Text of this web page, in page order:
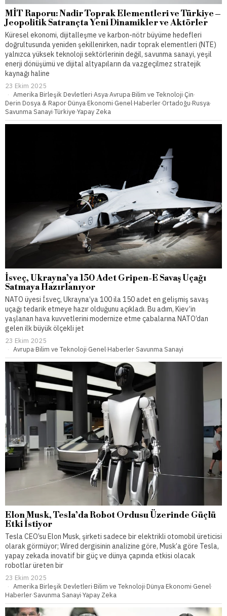
MİT Raporu: Nadir Toprak Elementleri ve Türkiye –
Jeopolitik Satrançta Yeni Dinamikler ve Aktörler
Küresel ekonomi, dijitalleşme ve karbon-nötr büyüme hedefleri
doğrultusunda yeniden şekillenirken, nadir toprak elementleri (NTE)
yalnızca yüksek teknoloji sektörlerinin değil, savunma sanayi, yeşil
enerji dönüşümü ve dijital altyapıların da vazgeçilmez stratejik
kaynağı haline
23 Ekim 2025
Amerika Birleşik Devletleri·Asya·Avrupa·Bilim ve Teknoloji·Çin·
Derin Dosya & Rapor·Dünya·Ekonomi·Genel·Haberler·Ortadoğu·Rusya·
Savunma Sanayi·Türkiye·Yapay Zeka
İsveç, Ukrayna’ya 150 Adet Gripen-E Savaş Uçağı
Satmaya Hazırlanıyor
NATO üyesi İsveç, Ukrayna’ya 100 ila 150 adet en gelişmiş savaş
uçağı tedarik etmeye hazır olduğunu açıkladı. Bu adım, Kiev’in
yaşlanan hava kuvvetlerini modernize etme çabalarına NATO’dan
gelen ilk büyük ölçekli jet
23 Ekim 2025
Avrupa·Bilim ve Teknoloji·Genel·Haberler·Savunma Sanayi
Elon Musk, Tesla’da Robot Ordusu Üzerinde Güçlü
Etki İstiyor
Tesla CEO’su Elon Musk, şirketi sadece bir elektrikli otomobil üreticisi
olarak görmüyor; Wired dergisinin analizine göre, Musk’a göre Tesla,
yapay zekada inovatif bir güç ve dünya çapında etkisi olacak
robotlar üreten bir
23 Ekim 2025
Amerika Birleşik Devletleri·Bilim ve Teknoloji·Dünya·Ekonomi·Genel·
Haberler·Savunma Sanayi·Yapay Zeka